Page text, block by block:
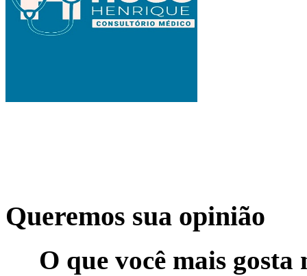
Queremos sua opinião
O que você mais